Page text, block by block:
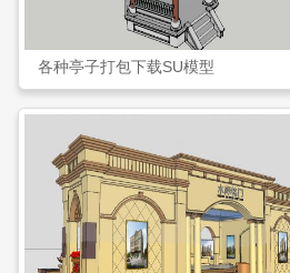
各种亭子打包下载SU模型